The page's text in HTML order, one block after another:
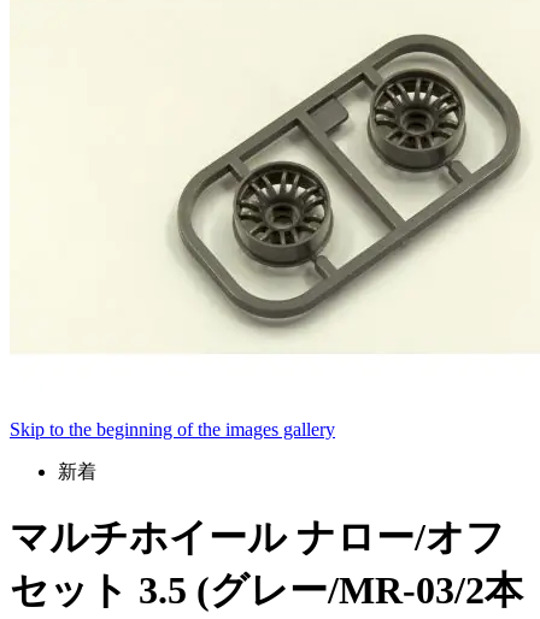
Skip to the beginning of the images gallery
新着
マルチホイール ナロー/オフ
セット 3.5 (グレー/MR-03/2本